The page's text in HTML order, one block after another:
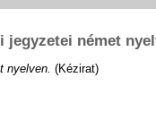
jegyzetei német
nyelven. (Kézirat)